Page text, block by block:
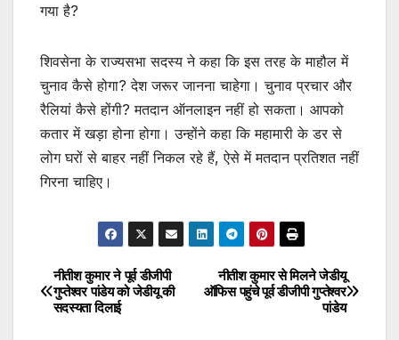
गया है?
शिवसेना के राज्यसभा सदस्य ने कहा कि इस तरह के माहौल में
चुनाव कैसे होगा? देश जरूर जानना चाहेगा। चुनाव प्रचार और
रैलियां कैसे होंगी? मतदान ऑनलाइन नहीं हो सकता। आपको
कतार में खड़ा होना होगा। उन्होंने कहा कि महामारी के डर से
लोग घरों से बाहर नहीं निकल रहे हैं, ऐसे में मतदान प्रतिशत नहीं
गिरना चाहिए।
Post
navigation
नीतीश कुमार से मिलने जेडीयू
ऑफिस पहुंचे पूर्व डीजीपी गुप्तेश्वर
पांडेय
नीतीश कुमार ने पूर्व डीजीपी
गुप्तेश्वर पांडेय को जेडीयू की
सदस्यता दिलाई